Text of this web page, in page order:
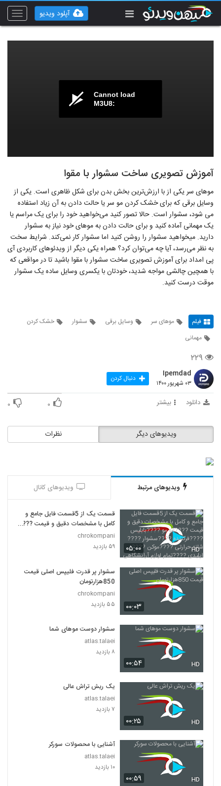
Toggle
آپلود ویدیو
Cannot load
M3U8:
آموزش تصویری ساخت سشوار با مقوا
موهای سر یکی از با ارزش‌ترین بخش بدن برای شکل ظاهری است. یکی از
وسایل برقی که برای خشک کردن مو سر یا حالت دادن به آن زیاد استفاده
می شود، سشوار است. حالا تصور کنید می‌خواهید خود را برای یک مراسم یا
یک مهمانی آماده کنید و برای حالت دادن به موهای خود نیاز به سشوار
دارید. میخواهید سشوار را روشن کنید اما سشوار کار نمی‌کند. شرایط سخت
به نظر می‌رسد، آیا چه می‌توان کرد؟ همراه یکی دیگر از ویدئوهای کاربردی آی
پی امداد برای آموزش تصویری ساخت سشوار با مقوا باشید تا در مواقعی که
با همچین چالشی مواجه شدید، خودتان با یکسری وسایل ساده یک سشوار
موقت درست کنید.
فیلم موهای سر وسایل برقی سشوار
خشک کردن
مهمانی
۲۲۹
Ipemdad
۰۳ شهریور ۱۴۰۰ دنبال کردن
دانلود بیشتر ۰ ۰
نظرات ویدیوهای دیگر
ویدیوهای مرتبط ویدیوهای کانال
۰۵:۰۰ HD
قسمت یک از 5قسمت فایل جامع و
کامل با مشخصات دقیق و قیمت ????
اتو مو ????بابلیس ????فرکننده
????سشوار ????شانه حرارتی ????
chrokompani
۵۹ بازدید
۰۰:۰۳
سشوار پر قدرت فلیپس اصلی قیمت
850هزارتومان
chrokompani
۵۵ بازدید
۰۰:۵۴ HD
سشوار دوست موهای شما
atlas.talaei
۸ بازدید
۰۰:۲۵ HD
یک ریش تراش عالی
atlas.talaei
۷ بازدید
۰۰:۵۹ HD
آشنایی با محصولات سورکر
atlas.talaei
۱۰ بازدید